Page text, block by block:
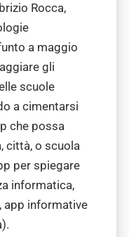
Rocca,
a maggio
gli
scuole
a cimentarsi
che possa
città, o scuola
per spiegare
informatica,
app informative